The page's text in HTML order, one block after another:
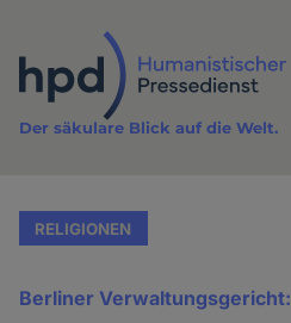
Inhalt
Der säkulare Blick auf die Welt.
RELIGIONEN
Berliner Verwaltungsgericht: